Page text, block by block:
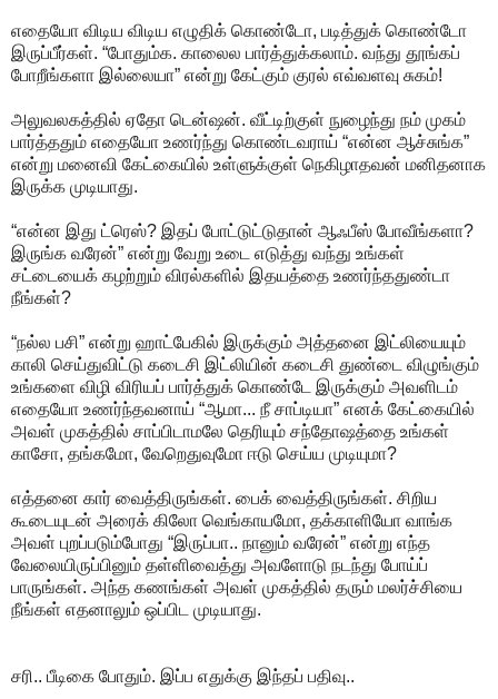
எதையோ விடிய விடிய எழுதிக் கொண்டோ, படித்துக் கொண்டோ
இருப்பீர்கள். “போதும்க. காலைல பார்த்துக்கலாம். வந்து தூங்கப்
போறீங்களா இல்லையா” என்று கேட்கும் குரல் எவ்வளவு சுகம்!
அலுவலகத்தில் ஏதோ டென்ஷன். வீட்டிற்குள் நுழைந்து நம் முகம்
பார்த்ததும் எதையோ உணர்ந்து கொண்டவராய் “என்ன ஆச்சுங்க”
என்று மனைவி கேட்கையில் உள்ளுக்குள் நெகிழாதவன் மனிதனாக
இருக்க முடியாது.
“என்ன இது ட்ரெஸ்? இதப் போட்டுட்டுதான் ஆஃபீஸ் போவீங்களா?
இருங்க வரேன்” என்று வேறு உடை எடுத்து வந்து உங்கள்
சட்டையைக் கழற்றும் விரல்களில் இதயத்தை உணர்ந்ததுண்டா
நீங்கள்?
“நல்ல பசி” என்று ஹாட்பேகில் இருக்கும் அத்தனை இட்லியையும்
காலி செய்துவிட்டு கடைசி இட்லியின் கடைசி துண்டை விழுங்கும்
உங்களை விழி விரியப் பார்த்துக் கொண்டே இருக்கும் அவளிடம்
எதையோ உணர்ந்தவனாய் “ஆமா... நீ சாப்டியா” எனக் கேட்கையில்
அவள் முகத்தில் சாப்பிடாமலே தெரியும் சந்தோஷத்தை உங்கள்
காசோ, தங்கமோ, வேறெதுவுமோ ஈடு செய்ய முடியுமா?
எத்தனை கார் வைத்திருங்கள். பைக் வைத்திருங்கள். சிறிய
கூடையுடன் அரைக் கிலோ வெங்காயமோ, தக்காளியோ வாங்க
அவள் புறப்படும்போது “இருப்பா.. நானும் வரேன்” என்று எந்த
வேலையிருப்பினும் தள்ளிவைத்து அவளோடு நடந்து போய்ப்
பாருங்கள். அந்த கணங்கள் அவள் முகத்தில் தரும் மலர்ச்சியை
நீங்கள் எதனாலும் ஒப்பிட முடியாது.
சரி.. பீடிகை போதும். இப்ப எதுக்கு இந்தப் பதிவு..